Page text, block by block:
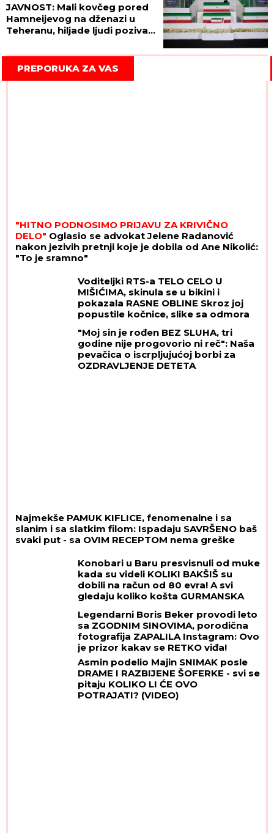
JAVNOST: Mali kovčeg pored
Hamneijevog na dženazi u
Teheranu, hiljade ljudi pozivaju
PREPORUKA ZA VAS
"HITNO PODNOSIMO PRIJAVU ZA KRIVIČNO
DELO" Oglasio se advokat Jelene Radanović
nakon jezivih pretnji koje je dobila od Ane Nikolić:
"To je sramno"
Voditeljki RTS-a TELO CELO U
MIŠIĆIMA, skinula se u bikini i
pokazala RASNE OBLINE Skroz joj
popustile kočnice, slike sa odmora
"Moj sin je rođen BEZ SLUHA, tri
godine nije progovorio ni reč": Naša
pevačica o iscrpljujućoj borbi za
OZDRAVLJENJE DETETA
Najmekše PAMUK KIFLICE, fenomenalne i sa
slanim i sa slatkim filom: Ispadaju SAVRŠENO baš
svaki put - sa OVIM RECEPTOM nema greške
Konobari u Baru presvisnuli od muke
kada su videli KOLIKI BAKŠIŠ su
dobili na račun od 80 evra! A svi
gledaju koliko košta GURMANSKA
komentarišu NAPOJNICU
Legendarni Boris Beker provodi leto
sa ZGODNIM SINOVIMA, porodična
fotografija ZAPALILA Instagram: Ovo
je prizor kakav se RETKO viđa!
Asmin podelio Majin SNIMAK posle
DRAME I RAZBIJENE ŠOFERKE - svi se
pitaju KOLIKO LI ĆE OVO
POTRAJATI? (VIDEO)